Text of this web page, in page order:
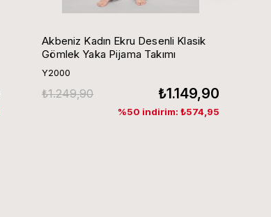
Akbeniz Kadın Ekru Desenli Klasik
Gömlek Yaka Pijama Takımı
Y2000
₺1.149,90
₺1.249,90
%50 indirim: ₺574,95